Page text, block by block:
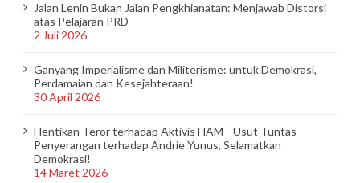
Jalan Lenin Bukan Jalan Pengkhianatan: Menjawab Distorsi
atas Pelajaran PRD
2 Juli 2026
Ganyang Imperialisme dan Militerisme: untuk Demokrasi,
Perdamaian dan Kesejahteraan!
30 April 2026
Hentikan Teror terhadap Aktivis HAM—Usut Tuntas
Penyerangan terhadap Andrie Yunus, Selamatkan
Demokrasi!
14 Maret 2026